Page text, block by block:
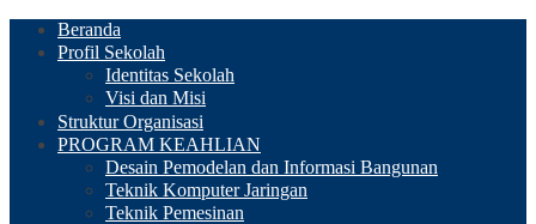
Beranda
Profil Sekolah
Identitas Sekolah
Visi dan Misi
Struktur Organisasi
PROGRAM KEAHLIAN
Desain Pemodelan dan Informasi Bangunan
Teknik Komputer Jaringan
Teknik Pemesinan